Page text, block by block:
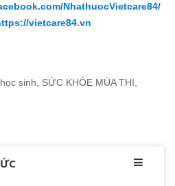
NhathuocVietcare84/
vietcare84.vn
sinh SỨC KHỎE MÙA THI